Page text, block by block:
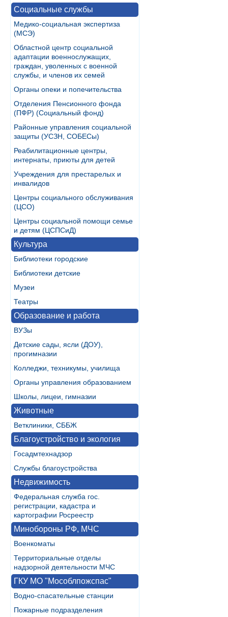
Социальные службы
Медико-социальная экспертиза
(МСЭ)
Областной центр социальной
адаптации военнослужащих,
граждан, уволенных с военной
службы, и членов их семей
Органы опеки и попечительства
Отделения Пенсионного фонда
(ПФР) (Социальный фонд)
Районные управления социальной
защиты (УСЗН, СОБЕСы)
Реабилитационные центры,
интернаты, приюты для детей
Учреждения для престарелых и
инвалидов
Центры социального обслуживания
(ЦСО)
Центры социальной помощи семье
и детям (ЦСПСиД)
Культура
Библиотеки городские
Библиотеки детские
Музеи
Театры
Образование и работа
ВУЗы
Детские сады, ясли (ДОУ),
прогимназии
Колледжи, техникумы, училища
Органы управления образованием
Школы, лицеи, гимназии
Животные
Ветклиники, СББЖ
Благоустройство и экология
Госадмтехнадзор
Службы благоустройства
Недвижимость
Федеральная служба гос.
регистрации, кадастра и
картографии Росреестр
Минобороны РФ, МЧС
Военкоматы
Территориальные отделы
надзорной деятельности МЧС
ГКУ МО "Мособлпожспас"
Водно-спасательные станции
Пожарные подразделения